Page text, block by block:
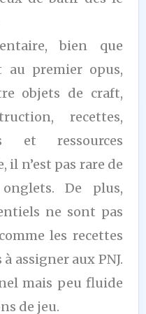
bien que
au premier opus,
objets de craft,
recettes,
et ressources
il n’est pas rare de
De plus,
ne sont pas
les recettes
assigner aux PNJ.
mais peu fluide
de jeu.